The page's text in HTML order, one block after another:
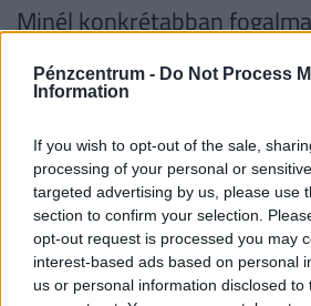
Pénzcentrum - Do Not Process
Information
If you wish to opt-out of the sale,
processing of your personal or
targeted advertising by us, please use
section to confirm your selection.
opt-out request is processed you may
interest-based ads based on personal
us or personal information disclosed
Minél konkrétabban
elvárásainkat, annál
nevezőre jutni. Erről
tájékozódni, utánajárni,
helyzetben lévő kollégáink
béremelést kaptak.